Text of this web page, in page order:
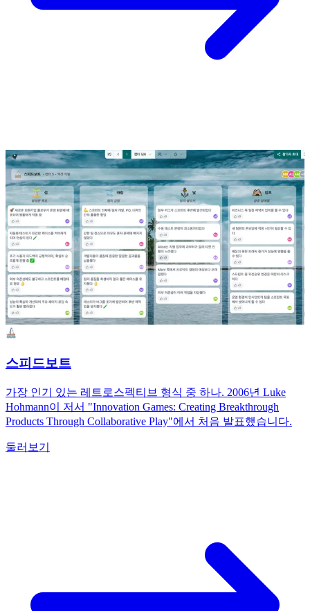
스피드보트
가장 인기 있는 레트로스펙티브 형식 중 하나. 2006년 Luke
Hohmann이 저서 "Innovation Games: Creating Breakthrough
Products Through Collaborative Play"에서 처음 발표했습니다.
둘러보기